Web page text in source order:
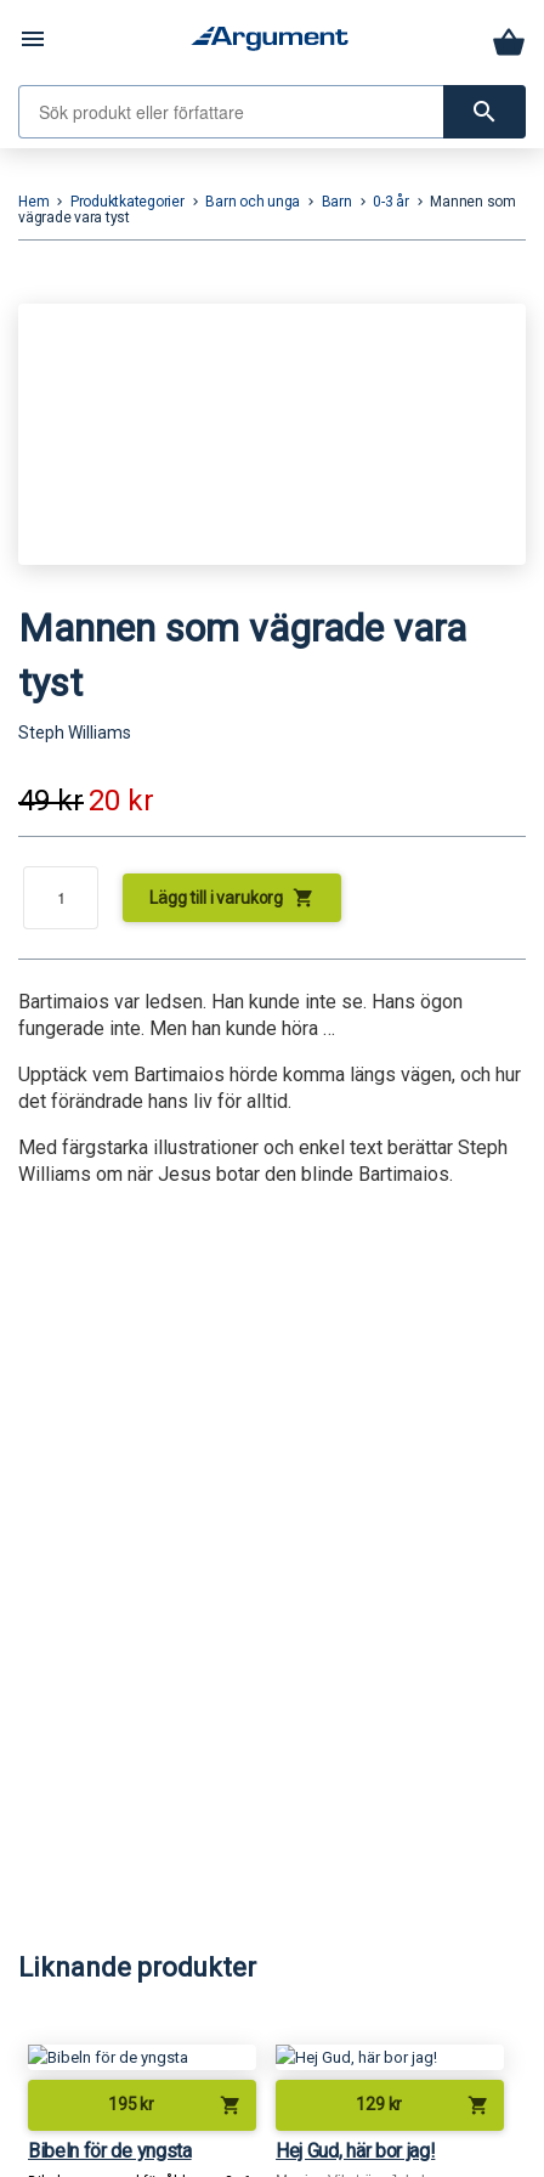
menu
search
Hem keyboard_arrow_right Produktkategorier keyboard_arrow_right Barn och unga keyboard_arrow_right Barn keyboard_arrow_right 0-3 år keyboard_arrow_right
Mannen som
vägrade vara tyst
Mannen som vägrade vara
tyst
Steph Williams
49kr20 kr
Lägg till i varukorg shopping_cart
Bartimaios var ledsen. Han kunde inte se. Hans ögon
fungerade inte. Men han kunde höra …
Upptäck vem Bartimaios hörde komma längs vägen, och hur
det förändrade hans liv för alltid.
Med färgstarka illustrationer och enkel text berättar Steph
Williams om när Jesus botar den blinde Bartimaios.
Liknande produkter
195 kr shopping_cart
Bibeln för de yngsta
129 kr shopping_cart
Hej Gud, här bor jag!